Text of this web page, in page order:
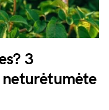
3